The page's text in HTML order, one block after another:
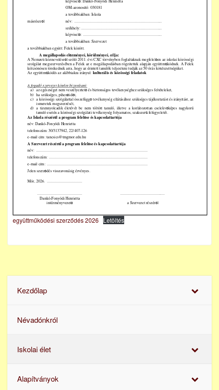
együttműködési szerződés 2026 Letöltés
Kezdőlap
Névadónkról
Iskolai élet
Alapítványok